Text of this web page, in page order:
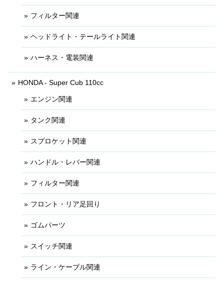
フィルター関連
ヘッドライト・テールライト関連
ハーネス・電装関連
HONDA - Super Cub 110cc
エンジン関連
タンク関連
スプロケット関連
ハンドル・レバー関連
フィルター関連
フロント・リア足回り
ゴムパーツ
スイッチ関連
ライン・ケーブル関連